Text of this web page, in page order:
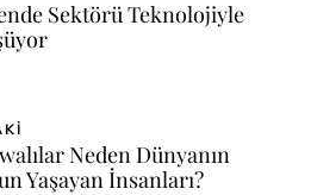
Sektörü Teknolojiyle
Neden Dünyanın
Yaşayan İnsanları?